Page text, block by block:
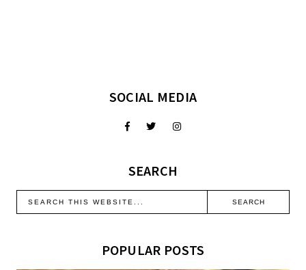
SOCIAL MEDIA
SEARCH
POPULAR POSTS